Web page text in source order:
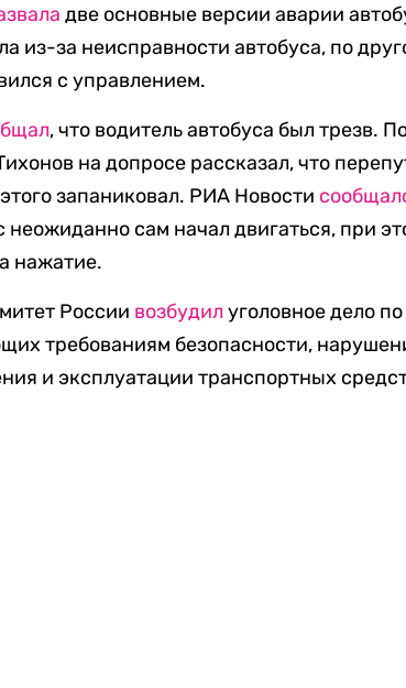
две основные версии аварии
из-за неисправности автобуса, по
с управлением.
, что водитель автобуса был трезв.
на допросе рассказал, что
запаниковал. РИА Новости
неожиданно сам начал двигаться, при
нажатие.
России возбудил уголовное дело
требованиям безопасности,
и эксплуатации транспортных